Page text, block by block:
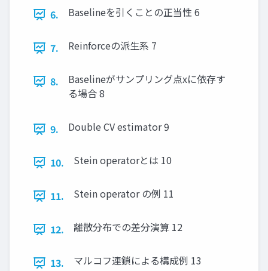
6. Baselineを引くことの正当性 6
7. Reinforceの派生系 7
8.
Baselineがサンプリング点xに依存す
る場合 8
9. Double CV estimator 9
10. Stein operatorとは 10
11. Stein operator の例 11
12. 離散分布での差分演算 12
13. マルコフ連鎖による構成例 13